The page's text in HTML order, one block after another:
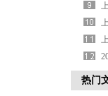
热门